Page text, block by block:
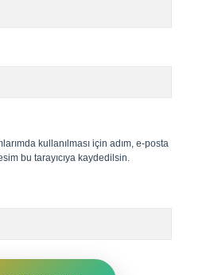
kullanılması için adım, e-posta
bu tarayıcıya kaydedilsin.